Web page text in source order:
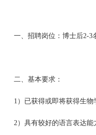
一、招聘岗位：博士后2-3
二、基本要求：
1）已获得或即将获得生物
2）具有较好的语言表达